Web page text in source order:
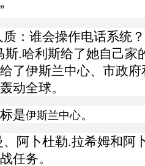
质：谁会操作电话系统
斯.哈利斯给了她自己家
了伊斯兰中心、市政
动全球。
是伊斯兰中心。
阿卜杜勒.拉希姆和阿
任务。